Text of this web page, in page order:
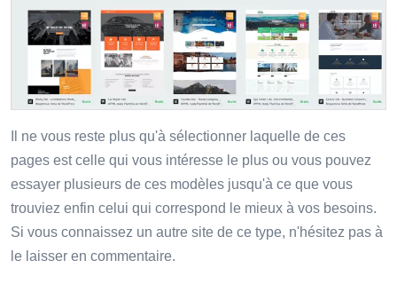
Il ne vous reste plus qu'à sélectionner laquelle de ces
pages est celle qui vous intéresse le plus ou vous pouvez
essayer plusieurs de ces modèles jusqu'à ce que vous
trouviez enfin celui qui correspond le mieux à vos besoins.
Si vous connaissez un autre site de ce type, n'hésitez pas à
le laisser en commentaire.